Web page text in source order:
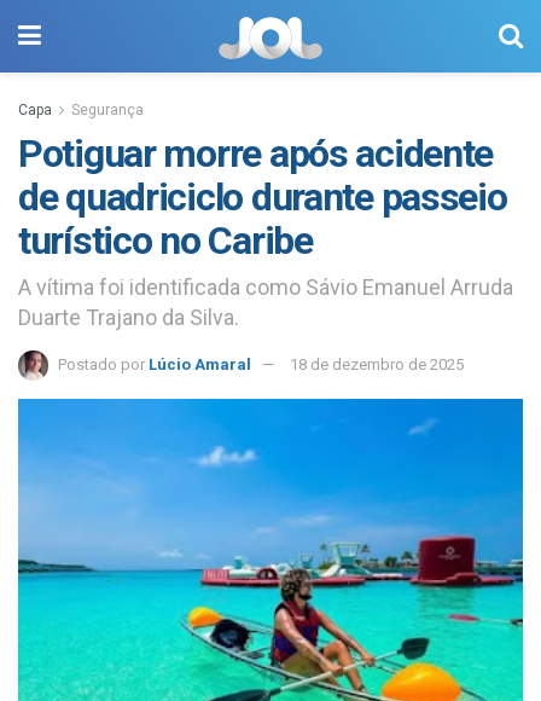
Capa Segurança
Potiguar morre após acidente
de quadriciclo durante passeio
turístico no Caribe
A vítima foi identificada como Sávio Emanuel Arruda
Duarte Trajano da Silva.
Postado por Lúcio Amaral 18 de dezembro de 2025